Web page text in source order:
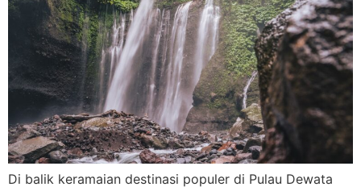
Di balik keramaian destinasi populer di Pulau Dewata